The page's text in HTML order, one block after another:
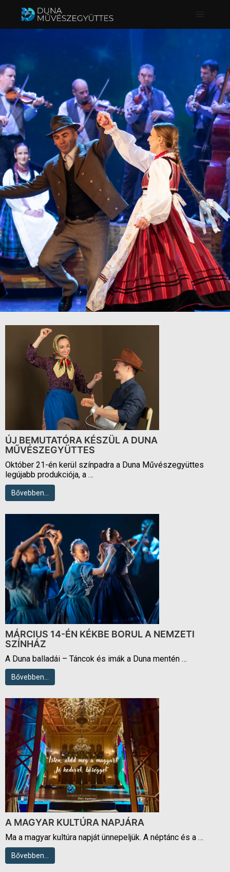
ÚJ BEMUTATÓRA KÉSZÜL A DUNA
MŰVÉSZEGYÜTTES
Október 21-én kerül színpadra a Duna Művészegyüttes
legújabb produkciója, a …
Bővebben…
MÁRCIUS 14-ÉN KÉKBE BORUL A NEMZETI
SZÍNHÁZ
A Duna balladái – Táncok és imák a Duna mentén …
Bővebben…
A MAGYAR KULTÚRA NAPJÁRA
Ma a magyar kultúra napját ünnepeljük. A néptánc és a …
Bővebben…